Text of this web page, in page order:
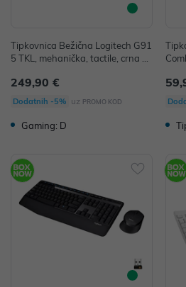
Tipkovnica Bežična Logitech G91
5 TKL, mehanička, tactile, crna P/
249,90 €
Dodatnih -5% uz PROMO KOD
Gaming: D